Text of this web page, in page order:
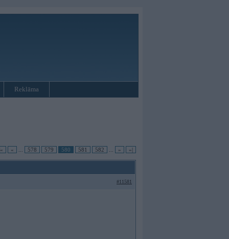
Reklāma
|« « 578 579 580 581 582 » »|
#11581